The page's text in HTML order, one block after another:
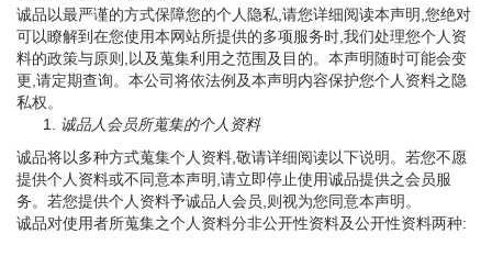
诚品以最严谨的方式保障您的个人隐私,请您详细阅读本声明,您绝对
可以瞭解到在您使用本网站所提供的多项服务时,我们处理您个人资
料的政策与原则,以及蒐集利用之范围及目的。本声明随时可能会变
更,请定期查询。本公司将依法例及本声明内容保护您个人资料之隐
私权。
诚品人会员所蒐集的个人资料
诚品将以多种方式蒐集个人资料,敬请详细阅读以下说明。若您不愿
提供个人资料或不同意本声明,请立即停止使用诚品提供之会员服
务。若您提供个人资料予诚品人会员,则视为您同意本声明。
诚品对使用者所蒐集之个人资料分非公开性资料及公开性资料两种: